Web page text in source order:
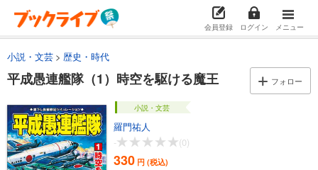
会員登録 ログイン メニュー
小説・文芸 歴史・時代
平成愚連艦隊（1）時空を駆ける魔王 フォロー
小説・文芸
羅門祐人
-
(0)
330 円 (税込)